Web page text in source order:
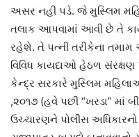
અસર નહી પડે. જે મુસ્લિમ
તલાક આપવામાં આવી છે તે
રહેશે. તે પત્ની તરીકેના
વિવિધ કાયદાઓ હેઠળ
કેન્દ્ર સરકારે મુસ્લિમ
,૨૦૧૭ (હવે પછી “ખરડા” માં
ઉચ્ચારણને પોલીસ